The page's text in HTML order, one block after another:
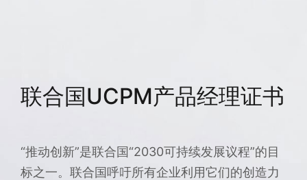
联合国UCPM产品经理证书
“推动创新”是联合国“2030可持续发展议程”的目
标之一。联合国呼吁所有企业利用它们的创造力